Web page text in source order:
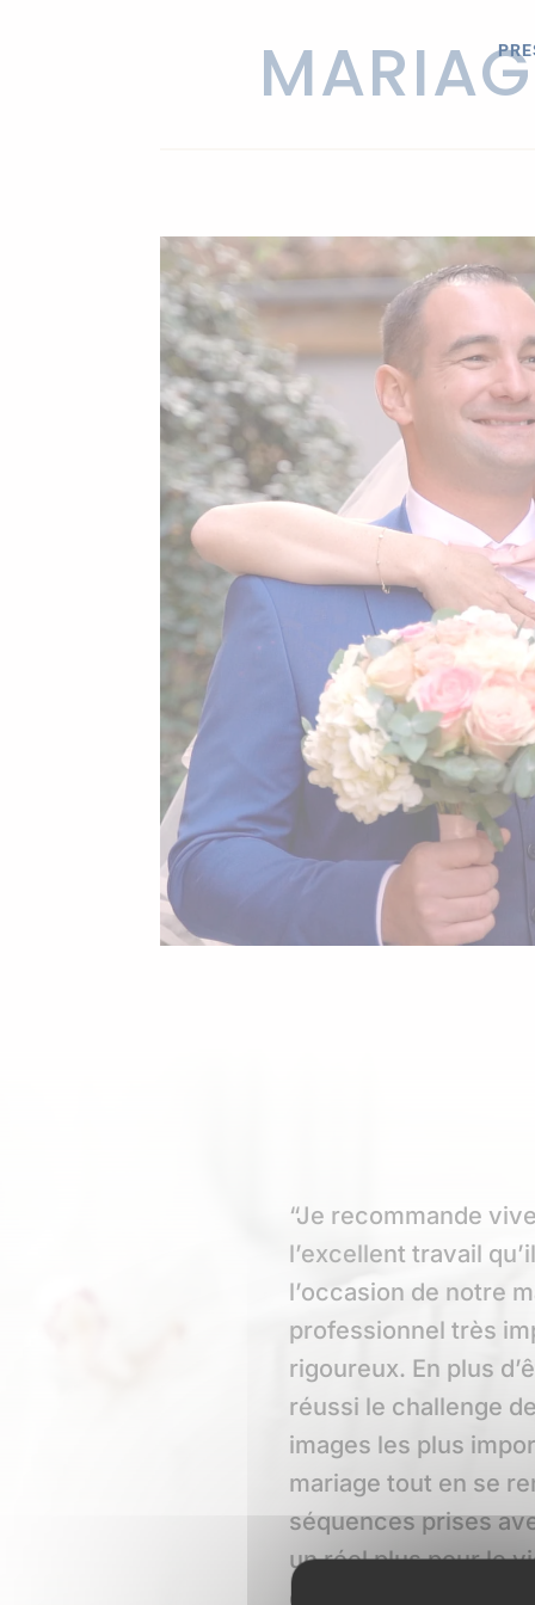
“Je recommande
l’excellent travail
l’occasion de notre
professionnel très
rigoureux. En plus
réussi le challenge
images les plus
mariage tout en se
séquences prises
un réel plus pour le
définitive, nous ne